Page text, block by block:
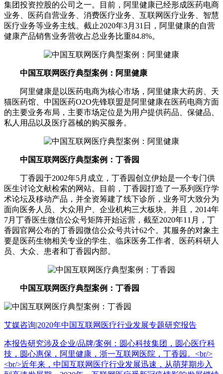
集团投资控股的公司之一。目前，阿里健康已经形成医药电商
业务、医药自营业务、消费医疗业务、互联网医疗业务、智慧
医疗业务等业务主线。截止2020年3月31日，阿里健康的自营
健康产品销售业务营收占总业务比重84.8%。
中国互联网医疗典型案例：阿里健康
阿里健康是以医药电商为核心市场，阿里健康大药房、天
猫医药馆、中国医药O2O先锋联盟是阿里健康在医药电商方面
的主要业务布局，主要市场定位是为用户提供药品、保健品、
私人用品以及医疗器械的购买服务。
中国互联网医疗典型案例：丁香园
丁香园于2002年5月成立，丁香园创立伊始是一个专门供
医生讨论文献检索的网站。目前，丁香园打造了一系列医疗学
术论坛及移动产品，并全资筹建了线下诊所，业务可大致分为
面向医务人员、大众用户、企业机构三大板块。并且，2014年
7月丁香医生微信公众号矩阵开始运营，截至2020年11月，丁
香园官网公布的丁香园微信公众号共计62个。其服务的对象主
要是医药生物相关专业的学生、临床医务工作者、医药科研人
员、大众、患者和丁香园内部。
中国互联网医疗典型案例：丁香园
艾媒咨询|2020年中国互联网医疗行业发展专题研究报告
本报告研究涉及企业/品牌/案例：圆心科技集团，圆心医疗科
技，圆心惠保，阿里健康，浙一互联网医院，丁香园。<br/>
<br/>近年来，中国互联网医疗行业发展迅速，从萌芽期步入